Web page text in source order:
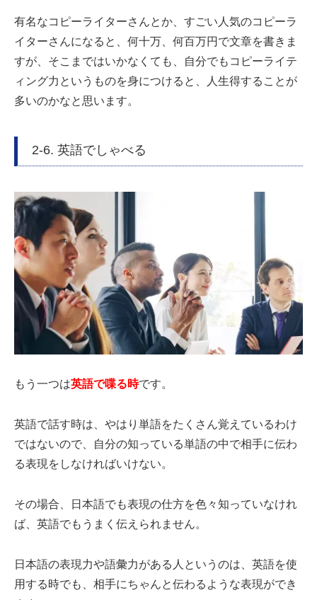
有名なコピーライターさんとか、すごい人気のコピーラ
イターさんになると、何十万、何百万円で文章を書きま
すが、そこまではいかなくても、自分でもコピーライテ
ィング力というものを身につけると、人生得することが
多いのかなと思います。
2-6. 英語でしゃべる
もう一つは英語で喋る時です。
英語で話す時は、やはり単語をたくさん覚えているわけ
ではないので、自分の知っている単語の中で相手に伝わ
る表現をしなければいけない。
その場合、日本語でも表現の仕方を色々知っていなけれ
ば、英語でもうまく伝えられません。
日本語の表現力や語彙力がある人というのは、英語を使
用する時でも、相手にちゃんと伝わるような表現ができ